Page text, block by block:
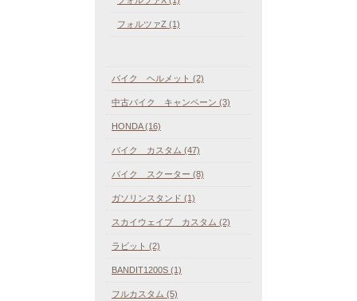
フォルツァZ (1)
バイク ヘルメット (2)
中古バイク キャンペーン (3)
HONDA (16)
バイク カスタム (47)
バイク スクーター (8)
ガソリンスタンド (1)
スカイウェイブ カスタム (2)
ラビット (2)
BANDIT1200S (1)
フルカスタム (5)